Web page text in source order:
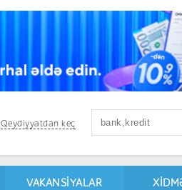
Qeydiyyatdan keç
VAKANSIYALAR